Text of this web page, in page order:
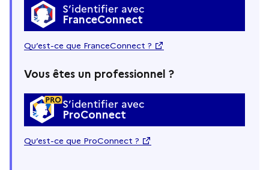
S’identifier avec
FranceConnect
Qu’est-ce que FranceConnect ?
Vous êtes un professionnel ?
S’identifier avec
ProConnect
Qu’est-ce que ProConnect ?